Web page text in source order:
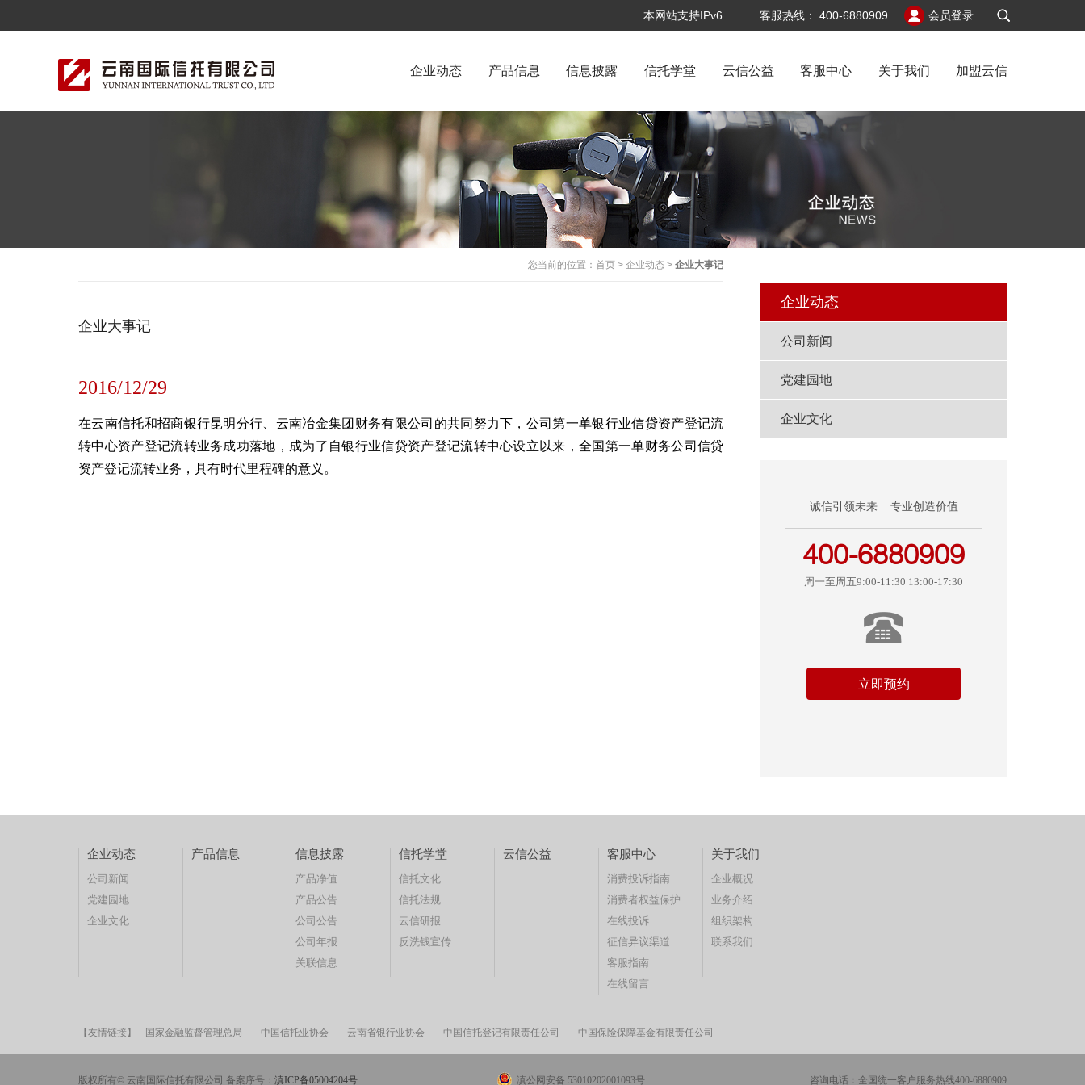
会员登录
客服热线： 400-6880909
本网站支持IPv6
企业动态 产品信息 信息披露 信托学堂 云信公益 客服中心 关于我们 加盟云信
您当前的位置：首页 >企业动态 >企业大事记
企业大事记
2016/12/29
在云南信托和招商银行昆明分行、云南冶金集团财务有限公司的共同努力下，公司第一单银行业信贷资产登记流
转中心资产登记流转业务成功落地，成为了自银行业信贷资产登记流转中心设立以来，全国第一单财务公司信贷
资产登记流转业务，具有时代里程碑的意义。
企业动态
公司新闻
党建园地
企业文化
诚信引领未来 专业创造价值
400-6880909
周一至周五9:00-11:30 13:00-17:30
立即预约
企业动态
公司新闻
党建园地
企业文化
产品信息 信息披露
产品净值
产品公告
公司公告
公司年报
关联信息
信托学堂
信托文化
信托法规
云信研报
反洗钱宣传
云信公益 客服中心
消费投诉指南
消费者权益保护
在线投诉
征信异议渠道
客服指南
在线留言
关于我们
企业概况
业务介绍
组织架构
联系我们
【友情链接】 国家金融监督管理总局 中国信托业协会 云南省银行业协会 中国信托登记有限责任公司 中国保险保障基金有限责任公司
版权所有© 云南国际信托有限公司 备案序号： 滇ICP备05004204号 滇公网安备 53010202001093号 咨询电话：全国统一客户服务热线400-6880909